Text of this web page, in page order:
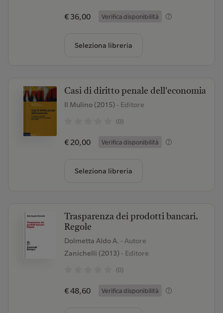
€ 36,00 Verifica disponibilità
Seleziona libreria
Casi di diritto penale dell'economia
Il Mulino (2015)- Editore
(0)
€ 20,00 Verifica disponibilità
Seleziona libreria
Trasparenza dei prodotti bancari.
Regole
Dolmetta Aldo A. - Autore
Zanichelli (2013)- Editore
(0)
€ 48,60 Verifica disponibilità